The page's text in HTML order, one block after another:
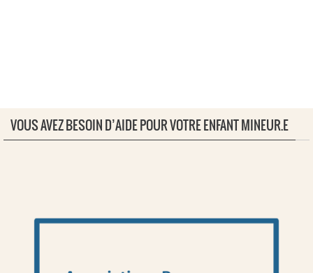
VOUS AVEZ BESOIN D’AIDE POUR VOTRE ENFANT MINEUR.E